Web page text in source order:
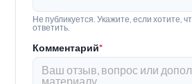
Не публикуется. Укажите, если хотите,
ответить.
Комментарий*